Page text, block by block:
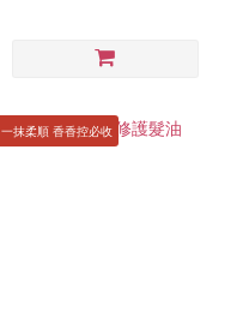
一抹柔順 香香控必收